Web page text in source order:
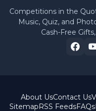
Competitions in the
Music, Quiz, and
Cash-Free
About UsContact Us
SitemapRSS FeedsFAQs